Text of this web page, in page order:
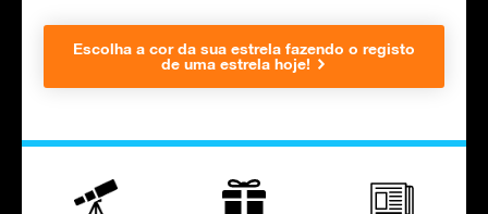
Escolha a cor da sua estrela fazendo o registo
de uma estrela hoje!